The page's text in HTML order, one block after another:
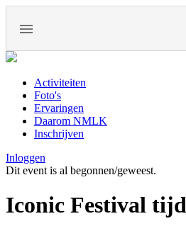
Activiteiten
Foto's
Ervaringen
Daarom NMLK
Inschrijven
Inloggen
Dit event is al begonnen/geweest.
Iconic Festival